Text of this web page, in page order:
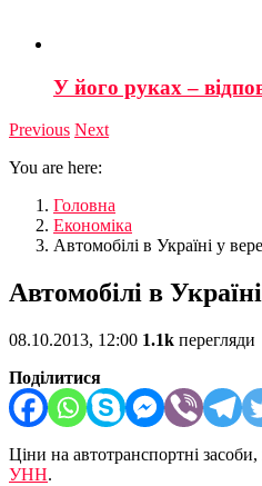
У його руках –
Previous Next
You are here:
Головна
Економіка
Автомобілі в Україні у
Автомобілі в
08.10.2013, 12:00 1.1k перегляди
Поділитися
Ціни на автотранспортні
УНН.